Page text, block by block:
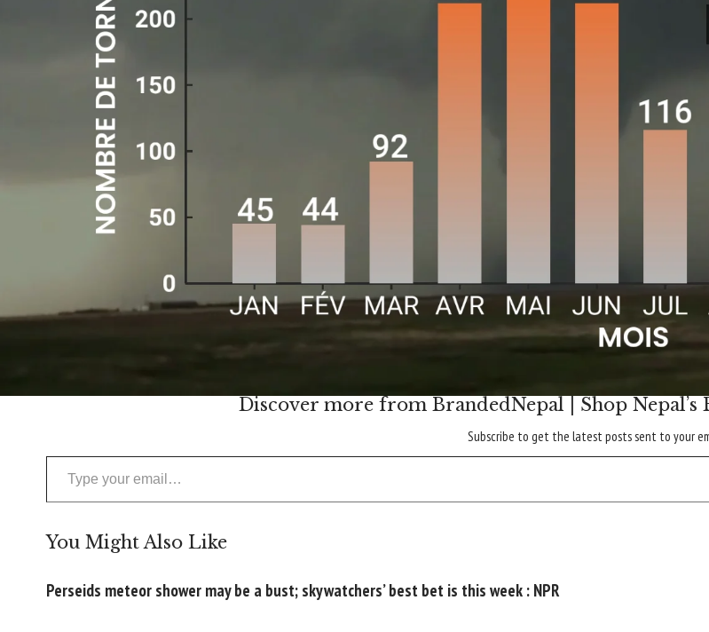
Le pic annuel approche, puisque le mois de mai enregistre normalement près de 300 tornades chaque année.
À VOIR ÉGALEMENT : L’été se pointe au Québec samedi puis repart en
Source link
Share this:
Facebook
Loading...
Discover more from BrandedNepal | Shop Nepal’s
Subscribe to get the latest posts sent to your
Type your email…
You Might Also Like
Perseids meteor shower may be a bust; skywatchers’ best bet is this week : NPR